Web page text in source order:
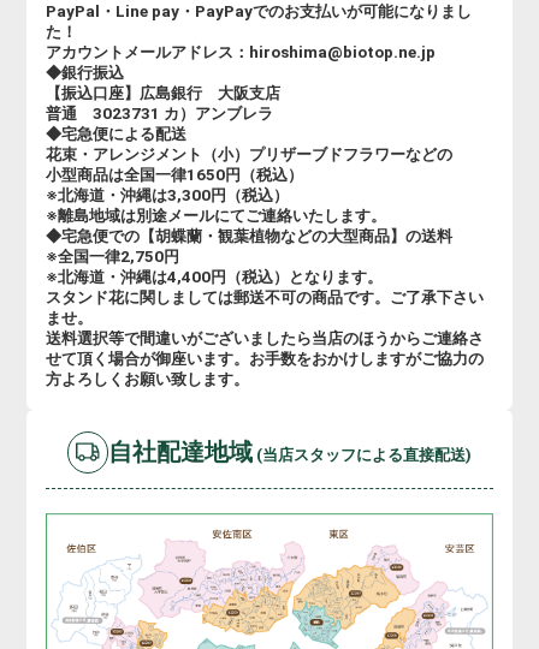
PayPal・Line pay・PayPayでのお支払いが可能になりまし
た！
アカウントメールアドレス：hiroshima@biotop.ne.jp
◆銀行振込
【振込口座】広島銀行 大阪支店
普通 3023731 カ）アンブレラ
◆宅急便による配送
花束・アレンジメント（小）プリザーブドフラワーなどの
小型商品は全国一律1650円（税込）
※北海道・沖縄は3,300円（税込）
※離島地域は別途メールにてご連絡いたします。
◆宅急便での【胡蝶蘭・観葉植物などの大型商品】の送料
※全国一律2,750円
※北海道・沖縄は4,400円（税込）となります。
スタンド花に関しましては郵送不可の商品です。ご了承下さい
ませ。
送料選択等で間違いがございましたら当店のほうからご連絡さ
せて頂く場合が御座います。お手数をおかけしますがご協力の
方よろしくお願い致します。
自社配達地域 (当店スタッフによる直接配送)